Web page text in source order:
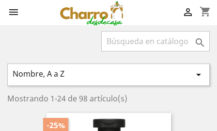
 shopping_cart


Nombre, A a Z 
Mostrando 1-24 de 98 artículo(s)
-25%